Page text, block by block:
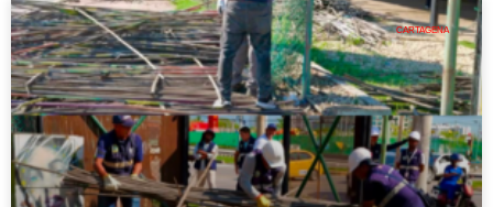
CARTAGENA